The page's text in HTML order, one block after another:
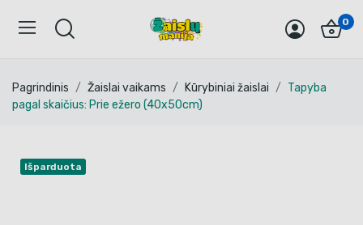
0
Pagrindinis Žaislai vaikams Kūrybiniai žaislai
Tapyba
pagal skaičius: Prie ežero (40x50cm)
Išparduota